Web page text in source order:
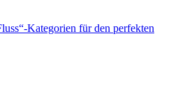
Kategorien für den perfekten